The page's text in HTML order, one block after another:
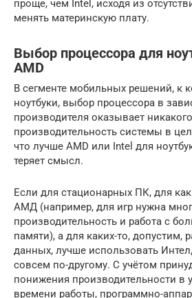
проще, чем Intel, исходя из
менять материнскую плату.
Выбор процессора для
AMD
В сегменте мобильных решений, к
ноутбуки, выбор процессора в
производителя оказывает
производительность системы в
что лучше AMD или Intel для
теряет смысл.
Если для стационарных ПК, для
АМД (например, для игр нужна
производительность и работа с
памяти), а для каких-то, допустим,
данных, лучше использовать
совсем по-другому. С учётом
понижения производительности в
времени работы, программно-